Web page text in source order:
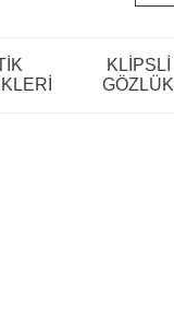
KLİPSLİ
GÖZLÜK